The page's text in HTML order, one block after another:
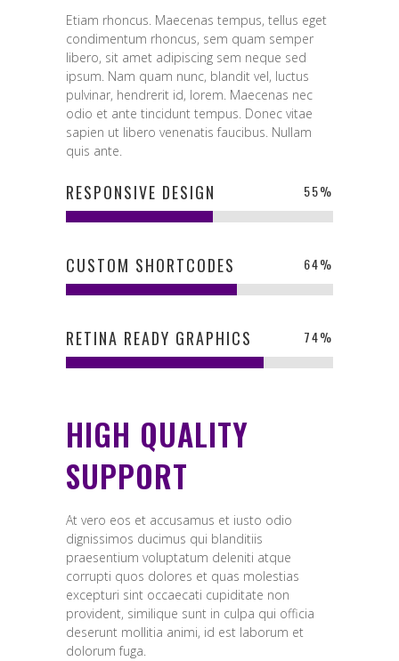
Etiam rhoncus. Maecenas tempus, tellus eget
condimentum rhoncus, sem quam semper
libero, sit amet adipiscing sem neque sed
ipsum. Nam quam nunc, blandit vel, luctus
pulvinar, hendrerit id, lorem. Maecenas nec
odio et ante tincidunt tempus. Donec vitae
sapien ut libero venenatis faucibus. Nullam
quis ante.
RESPONSIVE DESIGN 55%
CUSTOM SHORTCODES 64%
RETINA READY GRAPHICS 74%
HIGH QUALITY
SUPPORT
At vero eos et accusamus et iusto odio
dignissimos ducimus qui blanditiis
praesentium voluptatum deleniti atque
corrupti quos dolores et quas molestias
excepturi sint occaecati cupiditate non
provident, similique sunt in culpa qui officia
deserunt mollitia animi, id est laborum et
dolorum fuga.